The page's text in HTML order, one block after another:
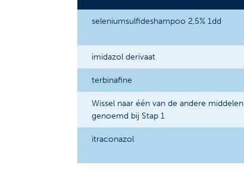
seleniumsulfideshampoo 2,5% 1dd
imidazol derivaat
terbinafine
Wissel naar één van de andere middelen
genoemd bij Stap 1
itraconazol